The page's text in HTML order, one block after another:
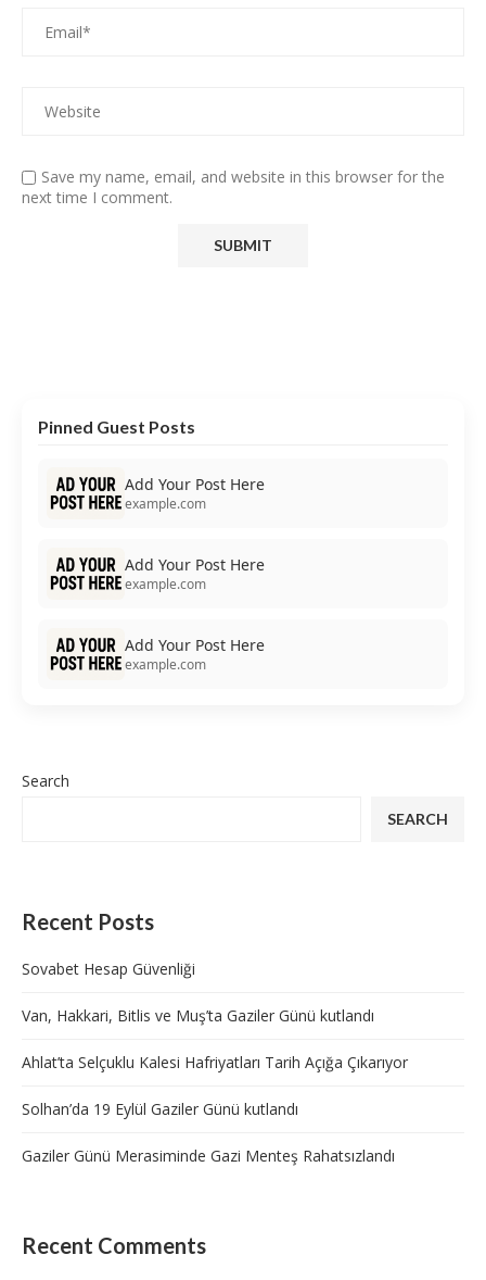
Save my name, email, and website in this browser for the
next time I comment.
Pinned Guest Posts
Add Your Post Here
example.com
Add Your Post Here
example.com
Add Your Post Here
example.com
Search
SEARCH
Recent Posts
Sovabet Hesap Güvenliği
Van, Hakkari, Bitlis ve Muş’ta Gaziler Günü kutlandı
Ahlat’ta Selçuklu Kalesi Hafriyatları Tarih Açığa Çıkarıyor
Solhan’da 19 Eylül Gaziler Günü kutlandı
Gaziler Günü Merasiminde Gazi Menteş Rahatsızlandı
Recent Comments